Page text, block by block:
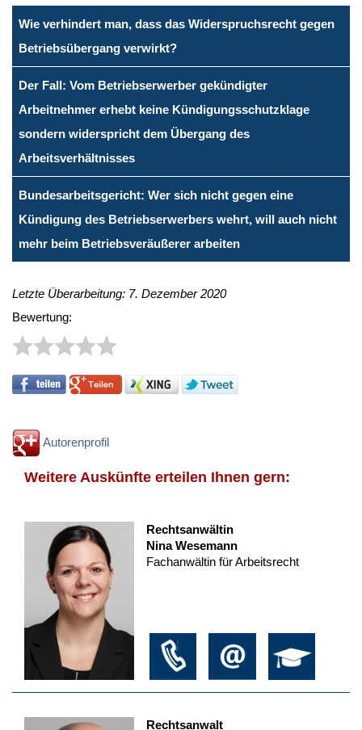
Wie verhindert man, dass das Widerspruchsrecht gegen
Betriebsübergang verwirkt?
Der Fall: Vom Betriebserwerber gekündigter
Arbeitnehmer erhebt keine Kündigungsschutzklage
sondern widerspricht dem Übergang des
Arbeitsverhältnisses
Bundesarbeitsgericht: Wer sich nicht gegen eine
Kündigung des Betriebserwerbers wehrt, will auch nicht
mehr beim Betriebsveräußerer arbeiten
Letzte Überarbeitung: 7. Dezember 2020
Bewertung:
Autorenprofil
Weitere Auskünfte erteilen Ihnen gern:
Rechtsanwältin
Nina Wesemann
Fachanwältin für Arbeitsrecht
Rechtsanwalt